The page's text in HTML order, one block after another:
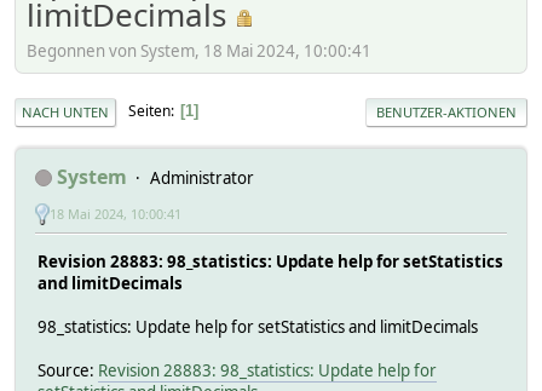
limitDecimals
Begonnen von System, 18 Mai 2024, 10:00:41
NACH UNTEN Seiten 1 BENUTZER-AKTIONEN
System Administrator
18 Mai 2024, 10:00:41
Revision 28883: 98_statistics: Update help for setStatistics
and limitDecimals
98_statistics: Update help for setStatistics and limitDecimals
Source: Revision 28883: 98_statistics: Update help for